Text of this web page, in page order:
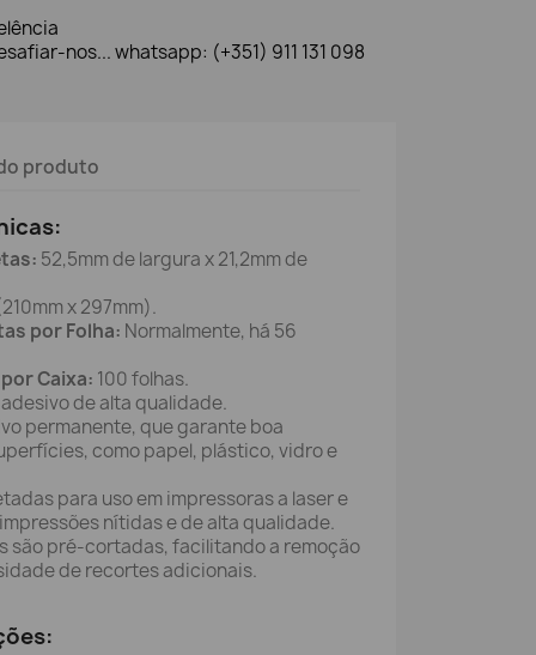
nos... whatsapp: (+351) 911 131 098
produto
52,5mm de largura x 21,2mm de
x 297mm).
por Folha: Normalmente, há 56
Caixa: 100 folhas.
de alta qualidade.
permanente, que garante boa
como papel, plástico, vidro e
para uso em impressoras a laser e
nítidas e de alta qualidade.
são pré-cortadas, facilitando a remoção
de recortes adicionais.